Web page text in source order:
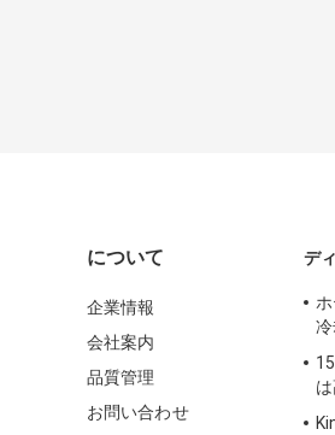
について
企業情報
会社案内
品質管理
お問い合わせ
デ